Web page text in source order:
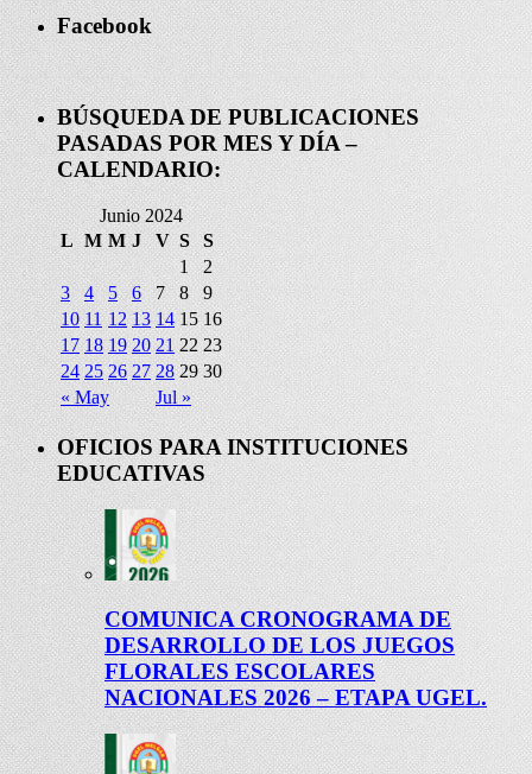
Facebook
BÚSQUEDA DE PUBLICACIONES
PASADAS POR MES Y DÍA –
CALENDARIO:
Junio 2024
L M M J V S S
« May Jul »
1
2
3
4 5 6 7 8
9
10 11 12 13 14 15 16
17 18 19 20 21 22 23
24 25 26 27 28 29 30
OFICIOS PARA INSTITUCIONES
EDUCATIVAS
COMUNICA CRONOGRAMA DE
DESARROLLO DE LOS JUEGOS
FLORALES ESCOLARES
NACIONALES 2026 – ETAPA UGEL.